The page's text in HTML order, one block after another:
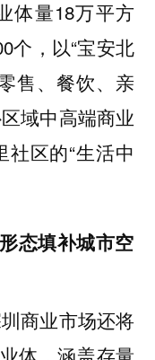
体量18万平方
个，以“宝安北
售、餐饮、亲
域中高端商业
区的“生活中
态填补城市空
商业市场还将